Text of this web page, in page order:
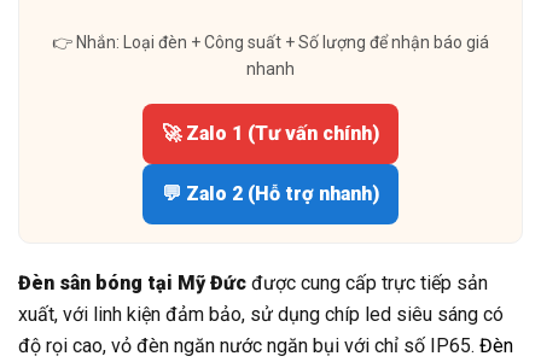
👉 Nhắn: Loại đèn + Công suất + Số lượng để nhận báo giá
nhanh
🚀 Zalo 1 (Tư vấn chính)
💬 Zalo 2 (Hỗ trợ nhanh)
Đèn sân bóng tại Mỹ Đức được cung cấp trực tiếp sản
xuất, với linh kiện đảm bảo, sử dụng chíp led siêu sáng có
độ rọi cao, vỏ đèn ngăn nước ngăn bụi với chỉ số IP65. Đèn